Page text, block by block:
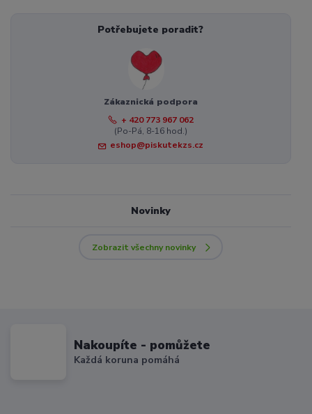
Potřebujete poradit?
Zákaznická podpora
+ 420 773 967 062
(Po-Pá, 8-16 hod.)
eshop@piskutekzs.cz
Novinky
Zobrazit všechny novinky
Nakoupíte - pomůžete
Každá koruna pomáhá